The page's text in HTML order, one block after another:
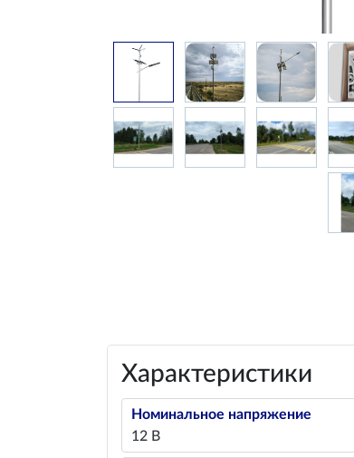
Характеристики
Номинальное напряжение
12 В